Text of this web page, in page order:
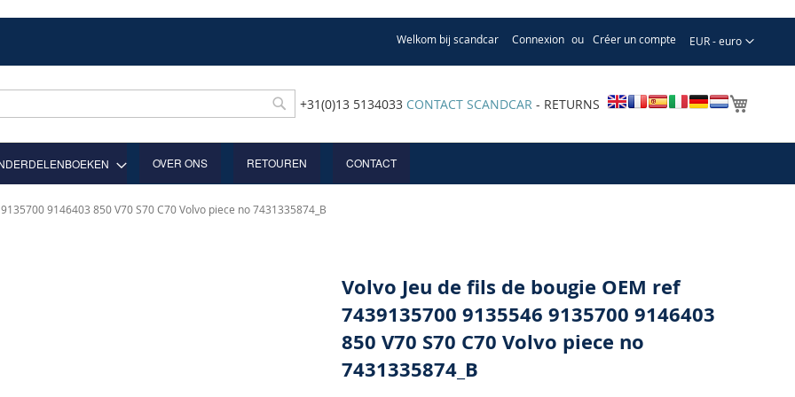
Devise
EUR - euro
Welkom bij scandcar Connexion Créer un compte
+31(0)13 5134033 CONTACT SCANDCAR - RETURNS
OVER ONS RETOUREN CONTACT
9146403 850 V70 S70 C70 Volvo piece no 7431335874_B
Volvo Jeu de fils de bougie OEM ref
7439135700 9135546 9135700 9146403
850 V70 S70 C70 Volvo piece no
7431335874_B